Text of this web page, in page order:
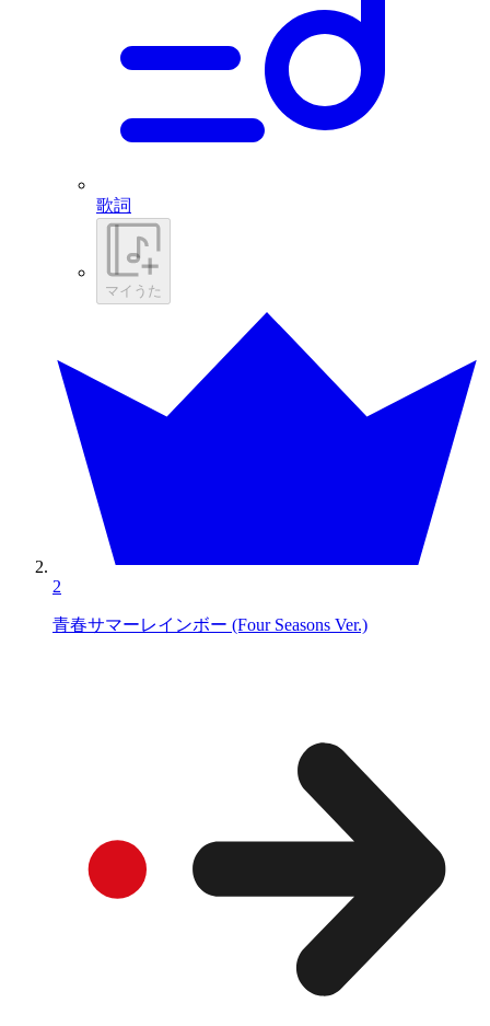
歌詞
マイうた
2
青春サマーレインボー (Four Seasons Ver.)